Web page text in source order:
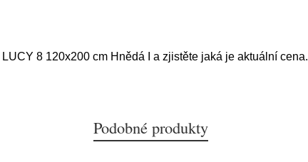
8 120x200 cm Hnědá I a zjistěte jaká je aktuální cena.
Podobné produkty